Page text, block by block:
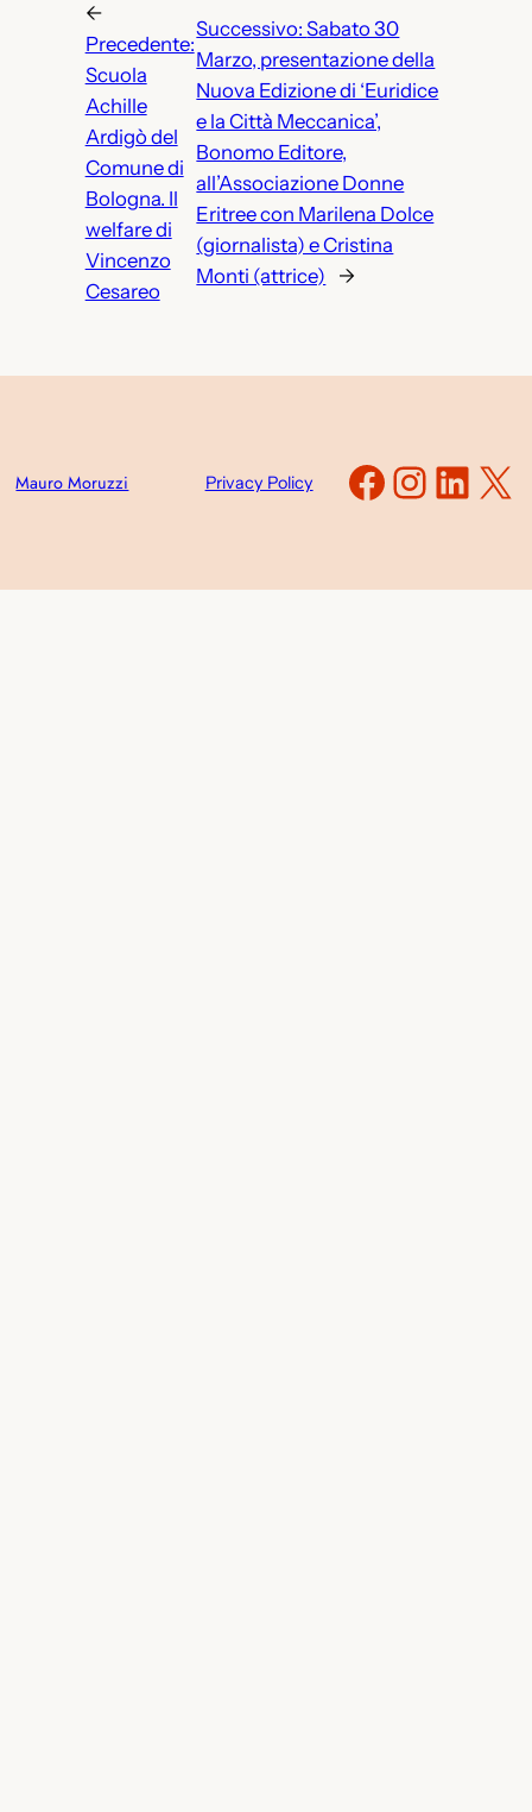
←
Precedente:
Scuola
Achille
Ardigò del
Comune di
Bologna. Il
welfare di
Vincenzo
Cesareo
Successivo:Sabato 30
Marzo, presentazione della
Nuova Edizione di ‘Euridice
e la Città Meccanica’,
Bonomo Editore,
all’Associazione Donne
Eritree con Marilena Dolce
(giornalista) e Cristina
Monti (attrice)
→
Mauro Moruzzi Privacy Policy X